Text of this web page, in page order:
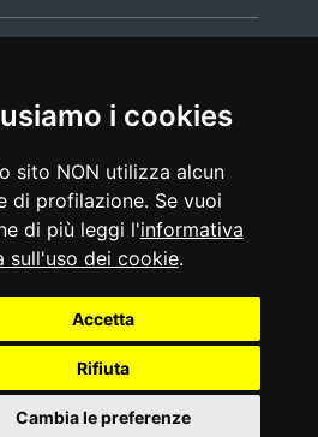
i cookies
sito NON utilizza alcun
di profilazione. Se vuoi
di più leggi l'informativa
sull'uso dei cookie.
Accetta
Rifiuta
Cambia le preferenze
legali |glossario
policy
|feedback
cookie
Realizzato da